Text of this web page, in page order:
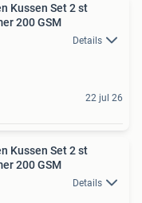
Kussen Set 2 st
200 GSM
Details
22 jul 26
Kussen Set 2 st
200 GSM
Details